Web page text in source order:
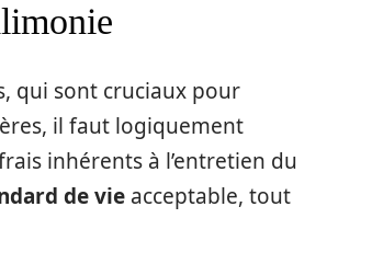
qui sont cruciaux pour
il faut logiquement
inhérents à l’entretien du
de vie acceptable, tout